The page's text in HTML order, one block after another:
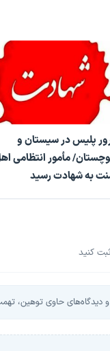
پلیس در سیستان و
مأمور انتظامی
به شهادت رسید
کنید
حاوی توهین،